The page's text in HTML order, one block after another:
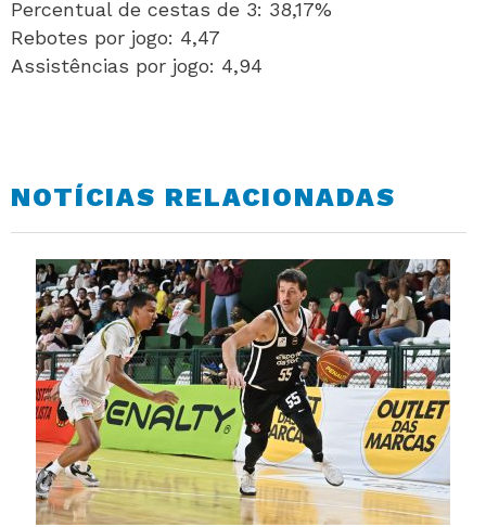
Percentual de cestas de 3: 38,17%
Rebotes por jogo: 4,47
Assistências por jogo: 4,94
NOTÍCIAS RELACIONADAS